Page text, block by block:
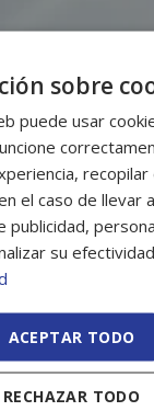
CXI-90
S/840
sobre
puede usar
recopilar
el caso de llevar
publicidad,
su
ACEPTAR TODO
RECHAZAR TODO